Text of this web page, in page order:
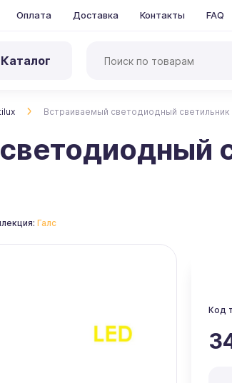
Оплата Доставка Контакты FAQ
Каталог
Встраиваемый светодиодный светильник
Галс
Код